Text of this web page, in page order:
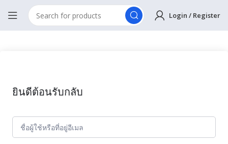
Login / Register
ยินดีต้อนรับกลับ